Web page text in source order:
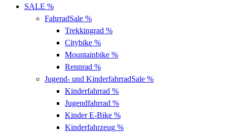
SALE %
FahrradSale %
Trekkingrad %
Citybike %
Mountainbike %
Rennrad %
Jugend- und KinderfahrradSale %
Kinderfahrrad %
Jugendfahrrad %
Kinder E-Bike %
Kinderfahrzeug %